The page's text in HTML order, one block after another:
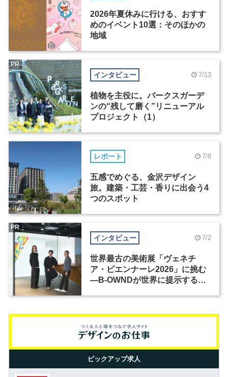
2026年夏休みに行ける、おすす
めのイベント10選：そのほかの
地域
インタビュー 7/13
植物を主役に。パークスガーデ
ンの“残して磨く”リニューアル
プロジェクト（1）
PR
レポート 7/8
五感でめぐる、金沢デザイン
旅。建築・工芸・香りに出会う4
つのスポット
インタビュー 7/2
世界最古の美術展「ヴェネチ
ア・ビエンナーレ2026」に挑む
―B-OWNDが世界に提示する美
PR
ピックアップ求人